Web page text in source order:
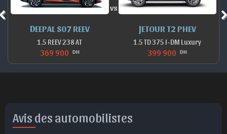
DEEPAL S07 REEV
1.5 REEV 238 AT
369 900 DH
vs
JETOUR T2 PHEV
1.5 TD 375 I-DM Luxury
399 900 DH
Avis des automobilistes